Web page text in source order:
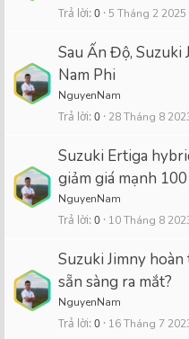
Trả lời 0 5 Tháng 2 2025
Sau Ấn Độ, Suzuki
Nam Phi
NguyenNam
Trả lời 0 28 Tháng 8
Suzuki Ertiga
giảm giá mạnh
NguyenNam
Trả lời 0 10 Tháng 8
Suzuki Jimny
sẵn sàng ra mắt?
NguyenNam
Trả lời 0 16 Tháng 7